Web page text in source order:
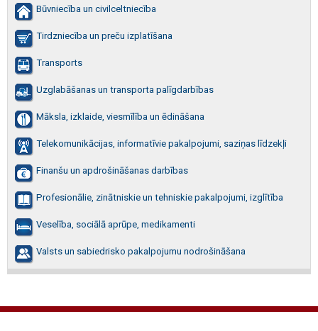
Būvniecība un civilceltniecība
Tirdzniecība un preču izplatīšana
Transports
Uzglabāšanas un transporta palīgdarbības
Māksla, izklaide, viesmīlība un ēdināšana
Telekomunikācijas, informatīvie pakalpojumi, saziņas līdzekļi
Finanšu un apdrošināšanas darbības
Profesionālie, zinātniskie un tehniskie pakalpojumi, izglītība
Veselība, sociālā aprūpe, medikamenti
Valsts un sabiedrisko pakalpojumu nodrošināšana